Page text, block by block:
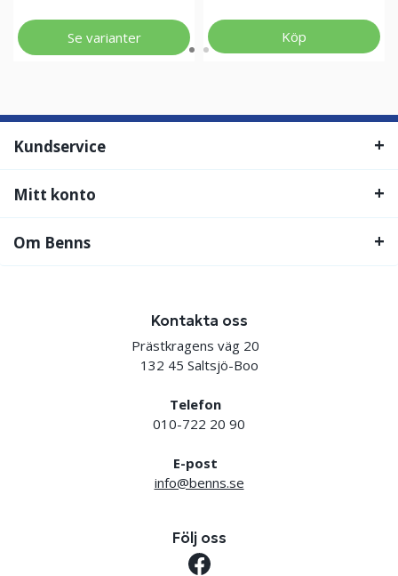
Se varianter Köp
Kundservice
Mitt konto
Om Benns
Kontakta oss
Prästkragens väg 20
132 45 Saltsjö-Boo
Telefon
010-722 20 90
E-post
info@benns.se
Följ oss